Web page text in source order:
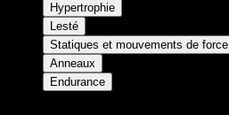
Hypertrophie
Lesté
Statiques et mouvements de force
Anneaux
Endurance